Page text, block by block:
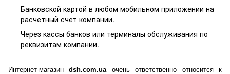
Банковской картой в любом мобильном приложении на
расчетный счет компании.
Через кассы банков или терминалы обслуживания по
реквизитам компании.
Интернет-магазинdsh.com.ua очень ответственно относится к